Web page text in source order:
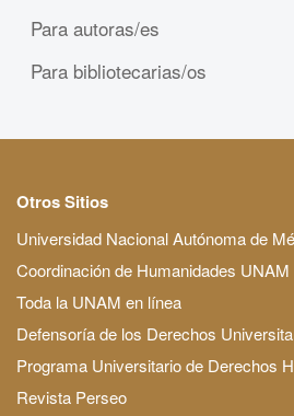
Para autoras/es
Para bibliotecarias/os
Otros Sitios
Universidad Nacional Autónoma de
Coordinación de Humanidades UNAM
Toda la UNAM en línea
Defensoría de los Derechos
Programa Universitario de Derechos
Revista Perseo